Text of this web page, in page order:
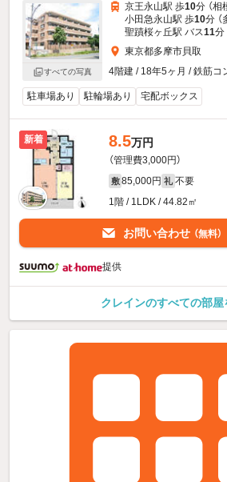
すべての写真
京王永山駅 歩10分 （相
小田急永山駅 歩10分 （
聖蹟桜ヶ丘駅 バス11分
東京都多摩市貝取
4階建 / 18年5ヶ月 / 鉄筋コ
駐車場あり 駐輪場あり 宅配ボックス
新着 8.5万円
（管理費3,000円）
敷 85,000円 礼 不要
1階 / 1LDK / 44.82㎡
お問い合わせ （無料）
提供
クレインのすべての部屋